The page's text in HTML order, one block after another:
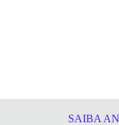
SAIBA